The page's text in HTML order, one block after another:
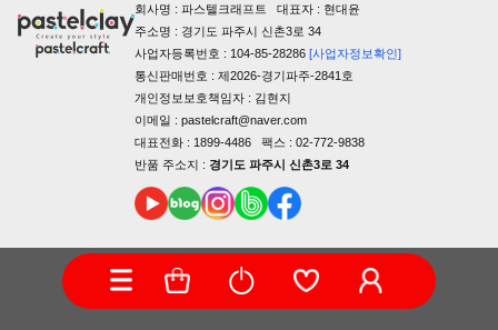
회사명 : 파스텔크래프트 대표자 : 현대윤
주소명 : 경기도 파주시 신촌3로 34
사업자등록번호 : 104-85-28286 [사업자정보확인]
통신판매번호 : 제2026-경기파주-2841호
개인정보보호책임자 : 김현지
이메일 : pastelcraft@naver.com
대표전화 : 1899-4486 팩스 : 02-772-9838
반품 주소지 : 경기도 파주시 신촌3로 34
COPYRIGHTⓒ PASTELCRAFT ALL RIGHTS RESERVED.